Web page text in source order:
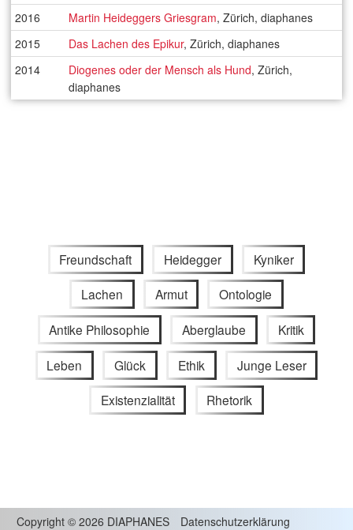
2016
Martin Heideggers Griesgram, Zürich, diaphanes
2015
Das Lachen des Epikur, Zürich, diaphanes
2014
Diogenes oder der Mensch als Hund, Zürich,
diaphanes
Freundschaft Heidegger Kyniker
Lachen Armut Ontologie
Antike Philosophie Aberglaube Kritik
Leben Glück Ethik Junge Leser
Existenzialität Rhetorik
Copyright © 2026 DIAPHANES Datenschutzerklärung